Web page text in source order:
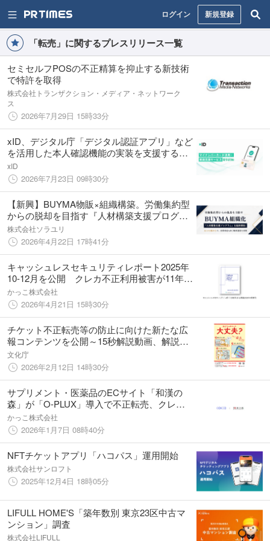
ログイン 新規登録
「転売」に関するプレスリリース一覧
セミセルフPOSの不正精算を抑止する新技術
で特許を取得
株式会社トランザクション・メディア・ネットワーク
ス
2026年7月29日 15時33分
xID、デジタル庁「デジタル認証アプリ」など
を活用した本人確認機能の実装を支援する
「マイナンバーカード活用・実装支援サービ
ス」の提供を開始
xID
2026年7月23日 09時30分
【新興】BUYMA物販×組織構築。労働集約型
からの脱却を目指す『人材構築支援プログラ
ム』を提供開始。AIと仕組み化で、持続可能
なEC事業運営を実現
株式会社ソラユリ
2026年4月22日 17時41分
キャッシュレスセキュリティレポート2025年
10-12月を公開 クレカ不正利用被害が11年ぶ
りに減少へ転じるも、なお高水準を維持 最新
ガイドライン【6.1版】と事例集が示す多層防
御の具体策
かっこ株式会社
2026年4月21日 15時30分
チケット不正転売等の防止に向けた新たな広
報コンテンツを公開～15秒解説動画、解説記
事、Q＆A、ポスター等～
文化庁
2026年2月12日 14時30分
サプリメント・医薬品のECサイト「和漢の
森」が「O-PLUX」導入で不正転売、クレカ
不正利用対策を強化
かっこ株式会社
2026年1月7日 08時40分
NFTチケットアプリ「ハコパス」運用開始
株式会社サンロフト
2025年12月4日 18時05分
LIFULL HOME'S「築年数別 東京23区中古マ
ンション」調査
株式会社LIFULL